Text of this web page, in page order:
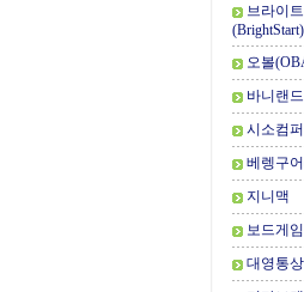
브라이
(BrightStart)
오볼
바니랜드
시소컴퍼
베렝구
지니맥
보드게임
대영통상